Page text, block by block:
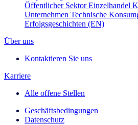
Öffentlicher Sektor Einzelhandel
Unternehmen Technische
Erfolgsgeschichten (EN)
Über uns
Kontaktieren Sie uns
Karriere
Alle offene Stellen
Geschäftsbedingungen
Datenschutz